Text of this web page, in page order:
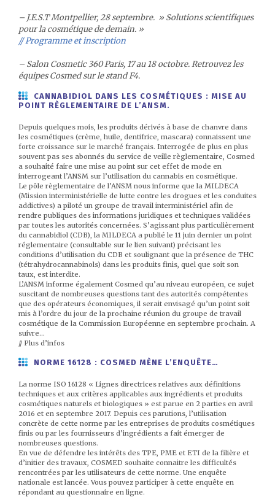
– J.E.S.T Montpellier, 28 septembre. » Solutions scientifiques
pour la cosmétique de demain. »
// Programme et inscription
– Salon Cosmetic 360 Paris, 17 au 18 octobre. Retrouvez les
équipes Cosmed sur le stand F4.
CANNABIDIOL DANS LES COSMÉTIQUES : MISE AU
POINT RÈGLEMENTAIRE DE L’ANSM.
Depuis quelques mois, les produits dérivés à base de chanvre dans
les cosmétiques (crème, huile, dentifrice, mascara) connaissent une
forte croissance sur le marché français. Interrogée de plus en plus
souvent pas ses abonnés du service de veille règlementaire, Cosmed
a souhaité faire une mise au point sur cet effet de mode en
interrogeant l’ANSM sur l’utilisation du cannabis en cosmétique.
Le pôle règlementaire de l’ANSM nous informe que la MILDECA
(Mission interministérielle de lutte contre les drogues et les conduites
addictives) a piloté un groupe de travail interministériel afin de
rendre publiques des informations juridiques et techniques validées
par toutes les autorités concernées. S’agissant plus particulièrement
du cannabidiol (CDB), la MILDECA a publié le 11 juin dernier un point
réglementaire (consultable sur le lien suivant) précisant les
conditions d’utilisation du CDB et soulignant que la présence de THC
(tétrahydrocannabinols) dans les produits finis, quel que soit son
taux, est interdite.
L’ANSM informe également Cosmed qu’au niveau européen, ce sujet
suscitant de nombreuses questions tant des autorités compétentes
que des opérateurs économiques, il serait envisagé qu’un point soit
mis à l’ordre du jour de la prochaine réunion du groupe de travail
cosmétique de la Commission Européenne en septembre prochain. A
suivre…
// Plus d’infos
NORME 16128 : COSMED MÈNE L’ENQUÊTE…
La norme ISO 16128 « Lignes directrices relatives aux définitions
techniques et aux critères applicables aux ingrédients et produits
cosmétiques naturels et biologiques » est parue en 2 parties en avril
2016 et en septembre 2017. Depuis ces parutions, l’utilisation
concrète de cette norme par les entreprises de produits cosmétiques
finis ou par les fournisseurs d’ingrédients a fait émerger de
nombreuses questions.
En vue de défendre les intérêts des TPE, PME et ETI de la filière et
d’initier des travaux, COSMED souhaite connaitre les difficultés
rencontrées par les utilisateurs de cette norme. Une enquête
nationale est lancée. Vous pouvez participer à cette enquête en
répondant au questionnaire en ligne.